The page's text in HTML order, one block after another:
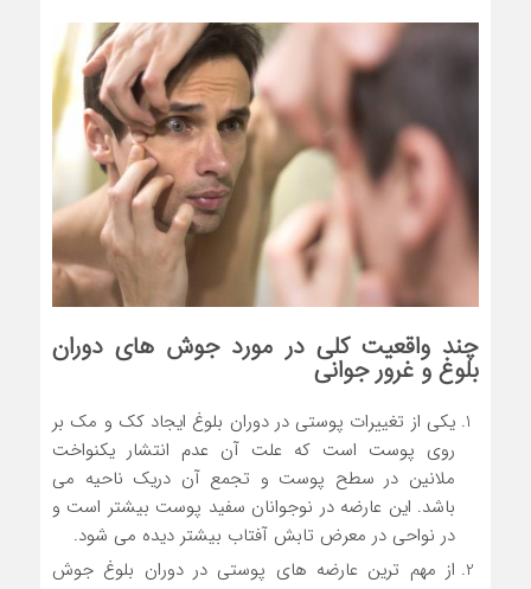
چند واقعیت کلی در مورد جوش های دوران
بلوغ و غرور جوانی
یکی از تغییرات پوستی در دوران بلوغ ایجاد کک و مک بر
روی پوست است که علت آن عدم انتشار یکنواخت
ملانین در سطح پوست و تجمع آن دریک ناحیه می
باشد. این عارضه در نوجوانان سفید پوست بیشتر است و
در نواحی در معرض تابش آفتاب بیشتر دیده می شود.
از مهم ترین عارضه های پوستی در دوران بلوغ جوش